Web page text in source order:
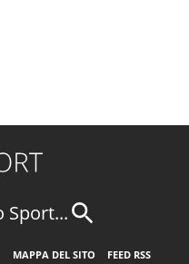
Sport...
MAPPA DEL SITO FEED RSS